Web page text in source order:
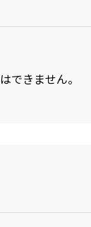
できません。